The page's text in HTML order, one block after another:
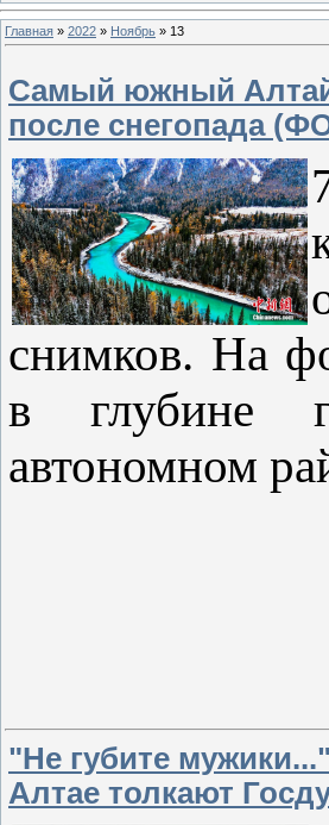
Главная » 2022 » Ноябрь » 13
Самый южный
после снегопада
снимков. На
в глубине
автономном
"Не губите
Алтае толкают